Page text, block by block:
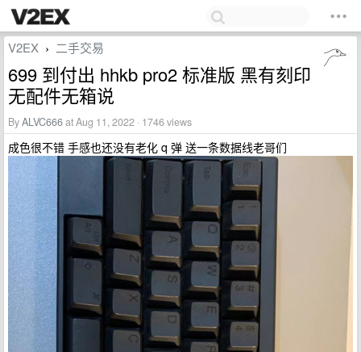
V2EX › 二手交易
699 到付出 hhkb pro2 标准版 黑有刻印
无配件无箱说
ByALVC666at Aug 11, 2022 · 1746 views
成色很不错 手感也还没有老化 q 弹 送一条数据线老哥们